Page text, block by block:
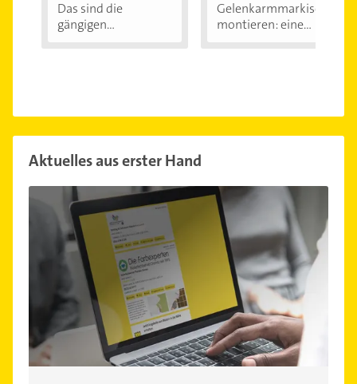
Das sind die
gängigen
Gelenkarmmarkise
montieren: eine...
Aktuelles aus erster Hand